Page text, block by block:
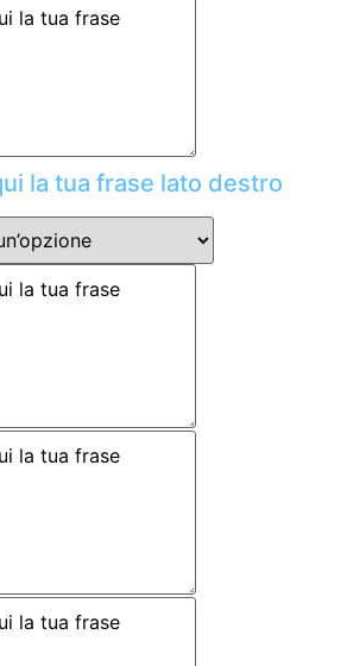
la tua frase lato destro